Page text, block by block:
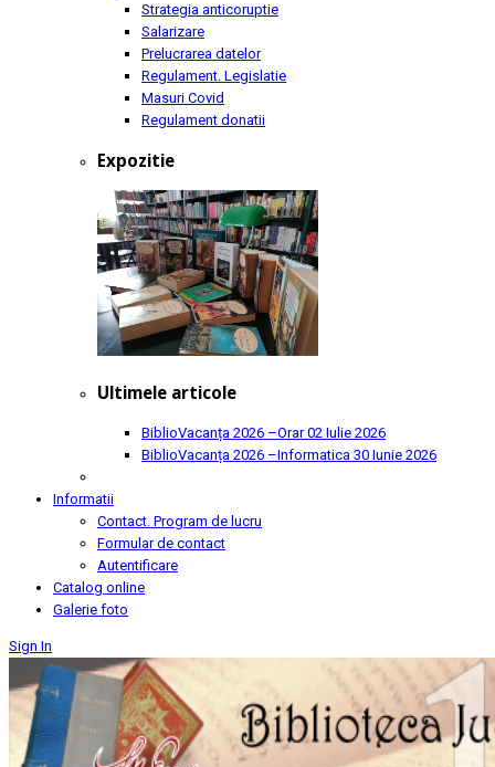
Strategia anticoruptie
Salarizare
Prelucrarea datelor
Regulament. Legislatie
Masuri Covid
Regulament donatii
Expozitie
Ultimele articole
BiblioVacanța 2026 –Orar02 Iulie 2026
BiblioVacanța 2026 –Informatica 30 Iunie 2026
Informatii
Contact. Program de lucru
Formular de contact
Autentificare
Catalog online
Galerie foto
Sign In